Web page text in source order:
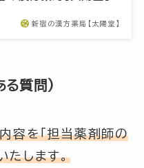
新宿の漢方薬局【太陽堂】
る質問)
容を「担当薬剤師の
たします。